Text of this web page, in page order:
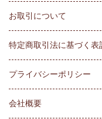
お取引について
特定商取引法に基づく表
プライバシーポリシー
会社概要